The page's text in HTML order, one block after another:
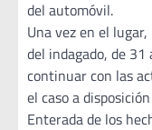
del automóvil.
Una vez en el
del indagado, de
continuar con las
el caso a
Enterada de los